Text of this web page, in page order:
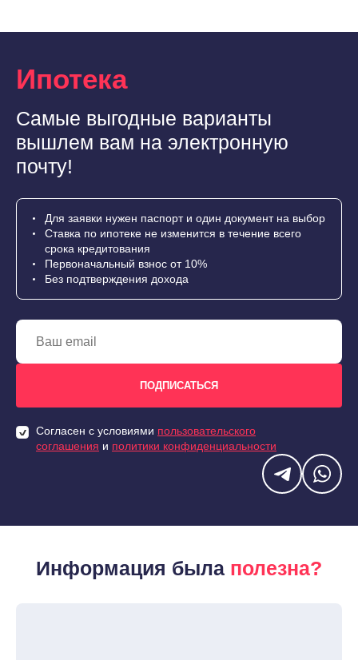
Ипотека
Самые выгодные варианты
вышлем вам на электронную
почту!
Для заявки нужен паспорт и один документ на выбор
Ставка по ипотеке не изменится в течение всего
срока кредитования
Первоначальный взнос от 10%
Без подтверждения дохода
Согласен с условиями пользовательского
соглашения и политики конфиденциальности
Информация была полезна?